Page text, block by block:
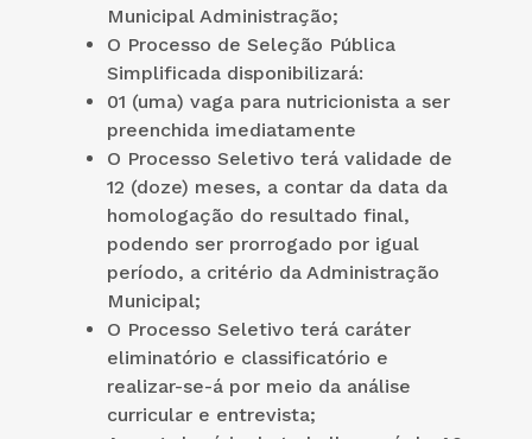
Municipal Administração;
O Processo de Seleção Pública
Simplificada disponibilizará:
01 (uma) vaga para nutricionista a ser
preenchida imediatamente
O Processo Seletivo terá validade de
12 (doze) meses, a contar da data da
homologação do resultado final,
podendo ser prorrogado por igual
período, a critério da Administração
Municipal;
O Processo Seletivo terá caráter
eliminatório e classificatório e
realizar-se-á por meio da análise
curricular e entrevista;